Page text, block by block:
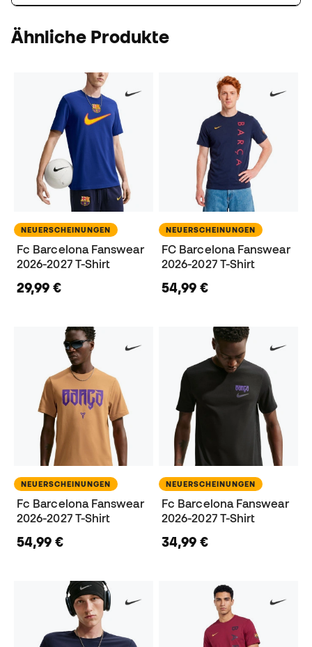
Ähnliche Produkte
NEUERSCHEINUNGEN
Fc Barcelona Fanswear
2026-2027 T-Shirt
29,99 €
NEUERSCHEINUNGEN
FC Barcelona Fanswear
2026-2027 T-Shirt
54,99 €
NEUERSCHEINUNGEN
Fc Barcelona Fanswear
2026-2027 T-Shirt
54,99 €
NEUERSCHEINUNGEN
Fc Barcelona Fanswear
2026-2027 T-Shirt
34,99 €